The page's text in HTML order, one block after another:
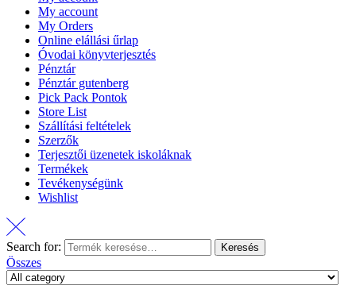
My account
My Orders
Online elállási űrlap
Óvodai könyvterjesztés
Pénztár
Pénztár gutenberg
Pick Pack Pontok
Store List
Szállítási feltételek
Szerzők
Terjesztői üzenetek iskoláknak
Termékek
Tevékenységünk
Wishlist
Search for: Keresés
Összes